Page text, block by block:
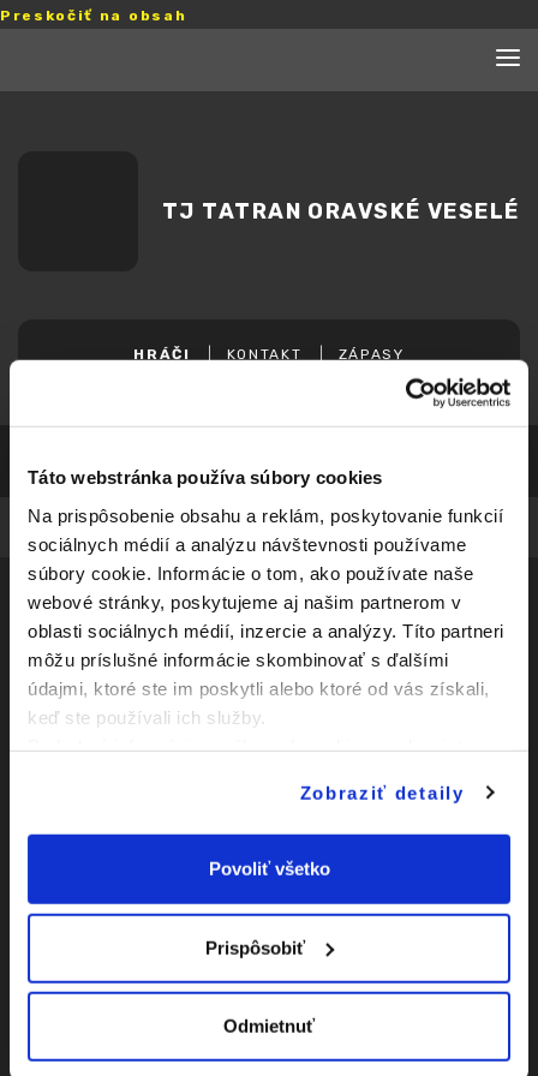
Táto webstránka používa súbory cookies
Na prispôsobenie obsahu a reklám, poskytovanie funkcií
sociálnych médií a analýzu návštevnosti používame
súbory cookie. Informácie o tom, ako používate naše
webové stránky, poskytujeme aj našim partnerom v
oblasti sociálnych médií, inzercie a analýzy. Títo partneri
môžu príslušné informácie skombinovať s ďalšími
údajmi, ktoré ste im poskytli alebo ktoré od vás získali,
keď ste používali ich služby.
Zobraziť detaily
Povoliť všetko
Prispôsobiť
Odmietnuť
Preskočiť na obsah
TJ TATRAN ORAVSKÉ VESELÉ
HRÁČI KONTAKT ZÁPASY
Zápasy
Kluby
Vyhlásenie o
prístupnosti
Nastavenia Cookies |
webu
Social
Facebook
Instagram